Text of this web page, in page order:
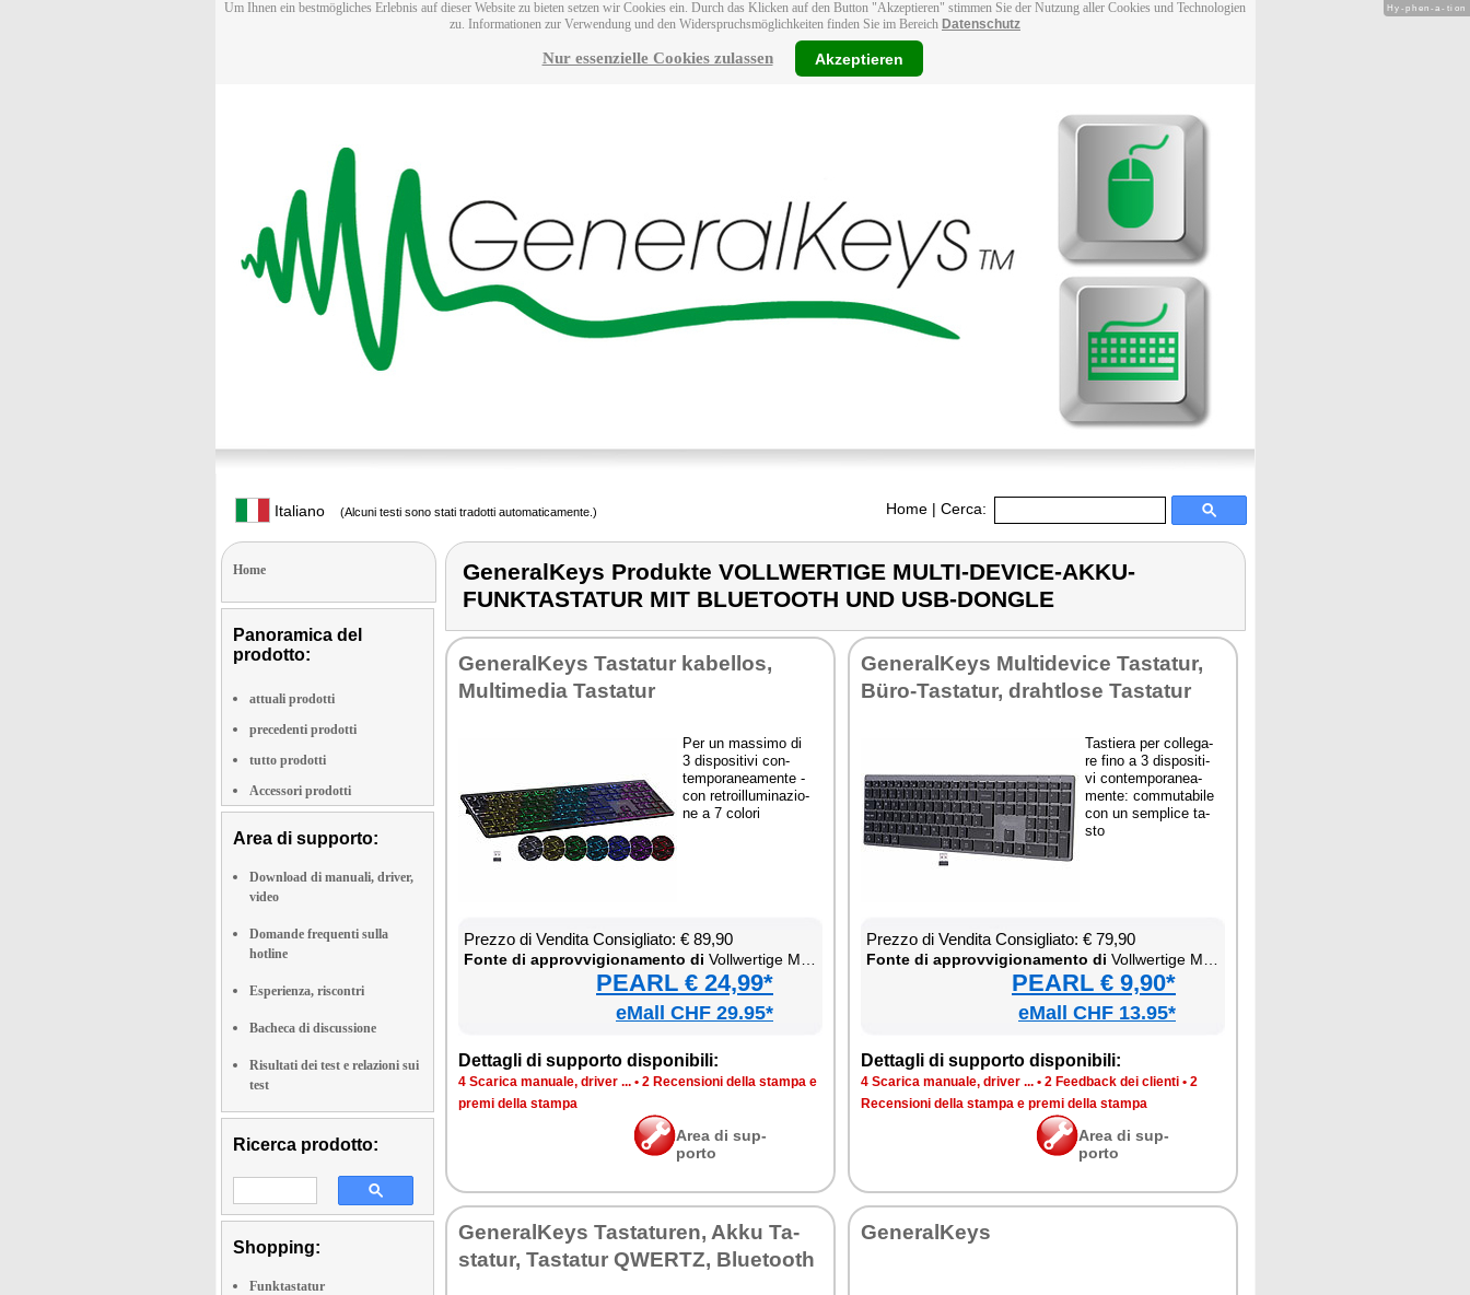
Um Ihnen ein bestmögliches Erlebnis auf dieser Website zu bieten setzen wir Cookies ein. Durch das Klicken auf den Button "Akzeptieren" stimmen Sie der Nutzung aller Cookies und Technologien
zu. Informationen zur Verwendung und den Widerspruchsmöglichkeiten finden Sie im Bereich Datenschutz
Nur essenzielle Cookies zulassen Akzeptieren
Italiano (Alcuni testi sono stati tradotti automaticamente.) Home | Cerca:
Home
Panoramica del
prodotto:
attuali prodotti
precedenti prodotti
tutto prodotti
Accessori prodotti
Area di supporto:
Download di manuali, driver,
video
Domande frequenti sulla
hotline
Esperienza, riscontri
Bacheca di discussione
Risultati dei test e relazioni sui
test
Ricerca prodotto:
Shopping:
Funktastatur
GeneralKeys Produkte VOLLWERTIGE MULTI-DEVICE-AKKU-
FUNKTASTATUR MIT BLUETOOTH UND USB-DONGLE
Ge­ne­ral­Keys Ta­sta­tur ka­bel­los,
Mul­ti­me­dia Ta­sta­tur
Per un mas­si­mo di
3 di­spo­si­ti­vi con­
tem­po­ra­nea­men­te -
con re­troil­lu­mi­na­zio­
ne a 7 co­lo­ri
Prez­zo di Ven­di­ta Con­si­glia­to: € 89,90
Fon­te di ap­prov­vi­gio­na­men­to di Voll­wer­ti­ge Mul­ti-De­vi­ce-Ak­ku-Funk­ta­sta­tur mit Blue­too­th und USB-Don­gle
PEARL € 24,99*
eMall CHF 29.95*
Det­ta­gli di sup­por­to di­spo­ni­bi­li:
4 Sca­ri­ca ma­nua­le, dri­ver ... • 2 Re­cen­sio­ni del­la stam­pa e
pre­mi del­la stam­pa
Area di sup­
por­to
Ge­ne­ral­Keys Mul­ti­de­vi­ce Ta­sta­tur,
Büro-Ta­sta­tur, dra­h­tlo­se Ta­sta­tur
Ta­stie­ra per col­le­ga­
re fi­no a 3 di­spo­si­ti­
vi con­tem­po­ra­nea­
men­te: com­mu­ta­bi­le
con un sem­pli­ce ta­
sto
Prez­zo di Ven­di­ta Con­si­glia­to: € 79,90
Fon­te di ap­prov­vi­gio­na­men­to di Voll­wer­ti­ge Mul­ti-De­vi­ce-Ak­ku-Funk­ta­sta­tur mit Blue­too­th und USB-Don­gle
PEARL € 9,90*
eMall CHF 13.95*
Det­ta­gli di sup­por­to di­spo­ni­bi­li:
4 Sca­ri­ca ma­nua­le, dri­ver ... • 2 Feed­back dei clien­ti • 2
Re­cen­sio­ni del­la stam­pa e pre­mi del­la stam­pa
Area di sup­
por­to
Ge­ne­ral­Keys Ta­sta­tu­ren, Ak­ku Ta­
sta­tur, Ta­sta­tur QWER­TZ, Blue­too­th
Ge­ne­ral­Keys
Hy-phen-a-tion